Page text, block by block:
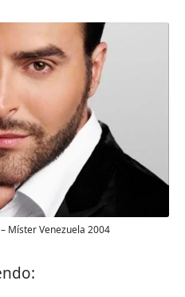
Míster Venezuela 2004